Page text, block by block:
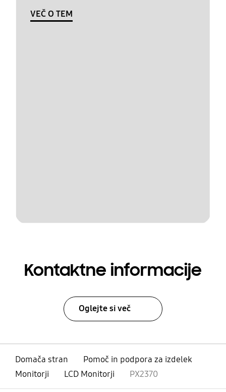
VEČ O TEM
Kontaktne informacije
Oglejte si več
Domača stran
Pomoč in podpora za izdelek
Monitorji
LCD Monitorji PX2370